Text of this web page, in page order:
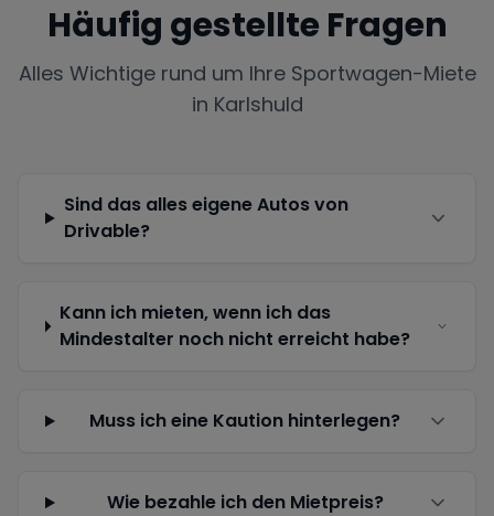
Häufig gestellte Fragen
Alles Wichtige rund um Ihre Sportwagen-Miete
in Karlshuld
Sind das alles eigene Autos von
Drivable?
Kann ich mieten, wenn ich das
Mindestalter noch nicht erreicht habe?
Muss ich eine Kaution hinterlegen?
Wie bezahle ich den Mietpreis?